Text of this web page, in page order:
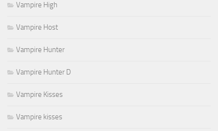
Vampire High
Vampire Host
Vampire Hunter
Vampire Hunter D
Vampire Kisses
Vampire kisses